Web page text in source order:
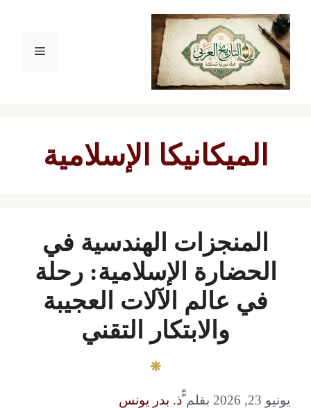
انتقل
المحتوى
القائمة
الميكانيكا الإسلامية
المنجزات الهندسية في
الحضارة الإسلامية: رحلة
في عالم الآلات العجيبة
والابتكار التقني
يونيو 23, 2026 بقلمّّذ. بدر يونس